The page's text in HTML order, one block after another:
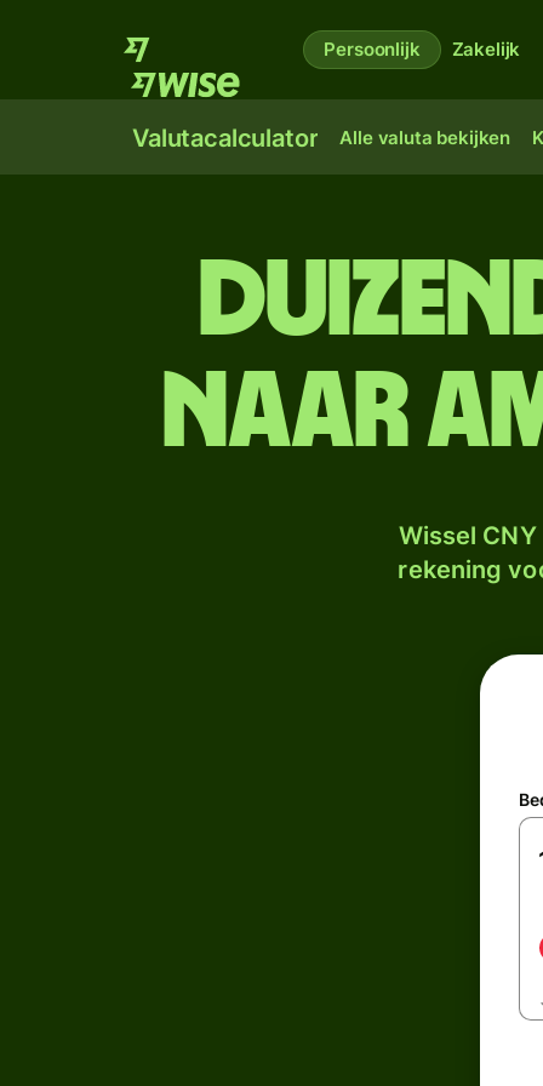
Persoonlijk Zakelijk
Valutacalculator Alle valuta bekijken
naar
Wissel
rekening